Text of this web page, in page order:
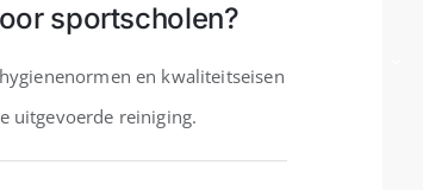
sportscholen?
en kwaliteitseisen
uitgevoerde reiniging.